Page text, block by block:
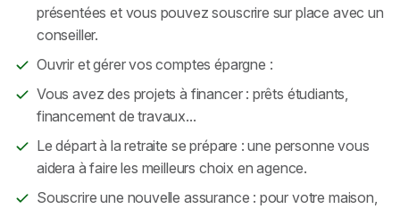
présentées et vous pouvez souscrire sur place avec un
conseiller.
Ouvrir et gérer vos comptes épargne :
Vous avez des projets à financer : prêts étudiants,
financement de travaux...
Le départ à la retraite se prépare : une personne vous
aidera à faire les meilleurs choix en agence.
Souscrire une nouvelle assurance : pour votre maison,